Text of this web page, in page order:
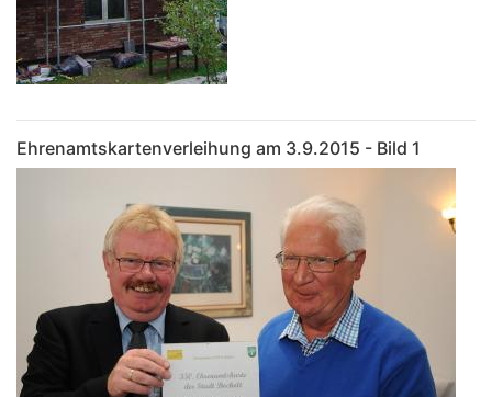
Ehrenamtskartenverleihung am 3.9.2015 - Bild 1